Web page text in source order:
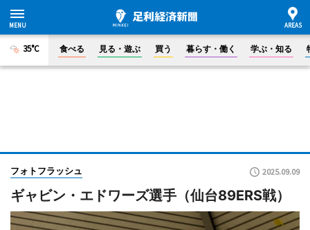
35°C 食べる 見る・遊ぶ 買う 暮らす・働く 学ぶ・知る
フォトフラッシュ 2025.09.09
ギャビン・エドワーズ選手（仙台89ERS戦）